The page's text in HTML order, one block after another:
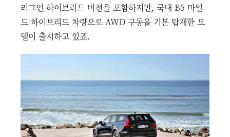
러그인 하이브리드 버전을 포함하지만, 국내 B5 마일
드 하이브리드 차량으로 AWD 구동을 기본 탑재한 모
델이 출시하고 있죠.